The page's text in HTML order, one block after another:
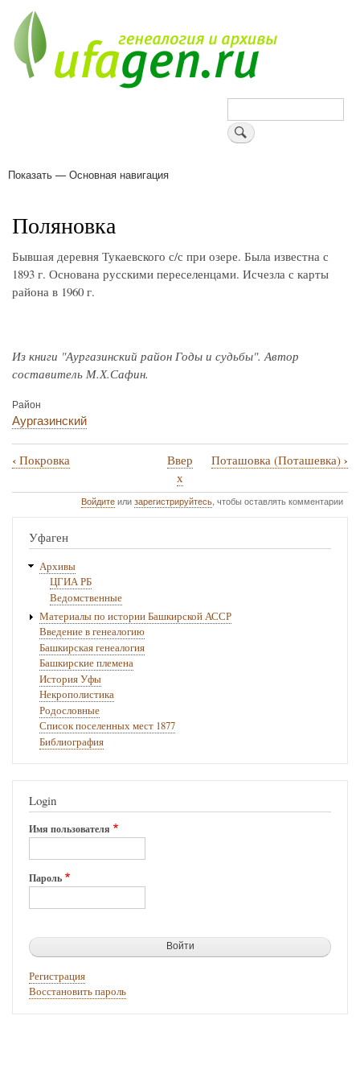
основному
содержанию
Поиск
Основная
Показать — Основная навигация
Поляновка
Бывшая деревня Тукаевского с/с при озере. Была известна с
1893 г. Основана русскими переселенцами. Исчезла с карты
района в 1960 г.
Из книги "Аургазинский район Годы и судьбы". Автор
составитель М.Х.Сафин.
Район
Аургазинский
Перекрёстные
ссылки
книги
для
Поляновка
‹ Покровка
Ввер
х
Поташовка (Поташевка) ›
Войдитеилизарегистрируйтесь, чтобы оставлять комментарии
Уфаген
Архивы
ЦГИА РБ
Ведомственные
Материалы по истории Башкирской АССР
Введение в генеалогию
Башкирская генеалогия
Башкирские племена
История Уфы
Некрополистика
Родословные
Список поселенных мест 1877
Библиография
Login
Имя пользователя
Пароль
Регистрация
Восстановить пароль